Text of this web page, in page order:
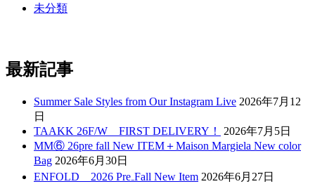
未分類
最新記事
Summer Sale Styles from Our Instagram Live 2026年7月12
日
TAAKK 26F/W FIRST DELIVERY！
2026年7月5日
MM⑥ 26pre fall New ITEM＋Maison Margiela New color
Bag 2026年6月30日
ENFOLD 2026 Pre₋Fall New Item 2026年6月27日